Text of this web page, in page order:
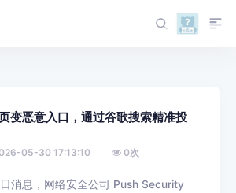
变恶意入口，通过谷歌搜索精准投
05-30 17:13:10 0次
消息，网络安全公司 Push Security